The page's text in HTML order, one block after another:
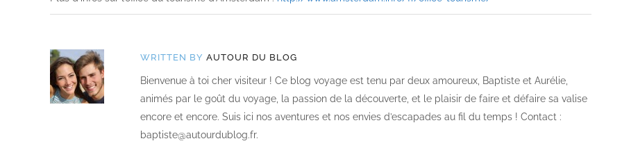
WRITTEN BY AUTOUR DU BLOG
Bienvenue à toi cher visiteur ! Ce blog voyage est tenu par deux amoureux, Baptiste et Aurélie,
animés par le goût du voyage, la passion de la découverte, et le plaisir de faire et défaire sa valise
encore et encore. Suis ici nos aventures et nos envies d’escapades au fil du temps ! Contact :
baptiste@autourdublog.fr.